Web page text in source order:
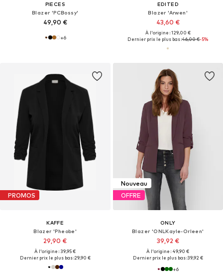
PIECES
Blazer 'PCBossy'
49,90 €
+6
EDITED
Blazer 'Arwen'
43,60 €
À l'origine : 129,00 €
Dernier prix le plus bas :46,00 €-5%
PROMOS
KAFFE
Blazer 'Pheobe'
29,90 €
À l'origine : 39,95 €
Dernier prix le plus bas :29,90 €
Nouveau
OFFRE
ONLY
Blazer 'ONLKayle-Orleen'
39,92 €
À l'origine : 49,90 €
Dernier prix le plus bas :39,92 €
+6